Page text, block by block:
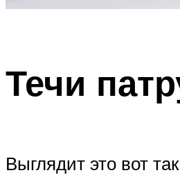
Течи
Выглядит это вот